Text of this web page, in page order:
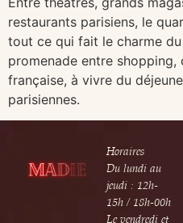
restaurants parisiens, le
tout ce qui fait le charme
promenade entre
française, à vivre du
parisiennes.
Horaires
Du lundi au
jeudi : 12h-
15h / 18h-00h
Le vendredi et